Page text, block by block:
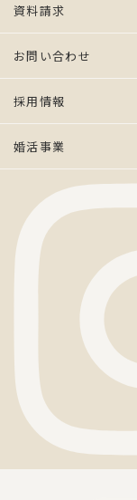
資料請求
お問い合わせ
採用情報
婚活事業